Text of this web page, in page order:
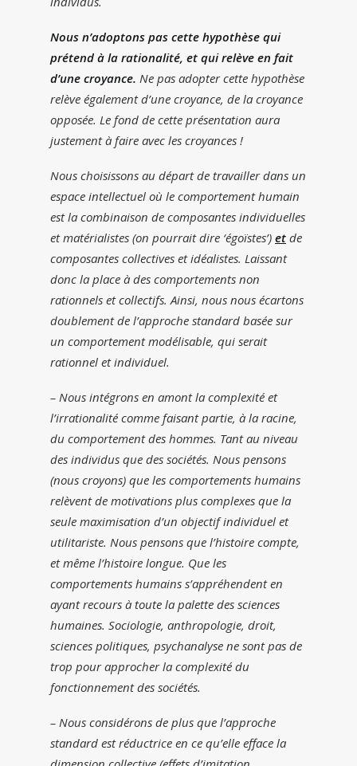
Nous n’adoptons pas cette hypothèse qui
prétend à la rationalité, et qui relève en fait
d’une croyance. Ne pas adopter cette hypothèse
relève également d’une croyance, de la croyance
opposée. Le fond de cette présentation aura
justement à faire avec les croyances !
Nous choisissons au départ de travailler dans un
espace intellectuel où le comportement humain
est la combinaison de composantes individuelles
et matérialistes (on pourrait dire ‘égoïstes’) et de
composantes collectives et idéalistes. Laissant
donc la place à des comportements non
rationnels et collectifs. Ainsi, nous nous écartons
doublement de l’approche standard basée sur
un comportement modélisable, qui serait
rationnel et individuel.
– Nous intégrons en amont la complexité et
l’irrationalité comme faisant partie, à la racine,
du comportement des hommes. Tant au niveau
des individus que des sociétés. Nous pensons
(nous croyons) que les comportements humains
relèvent de motivations plus complexes que la
seule maximisation d’un objectif individuel et
utilitariste. Nous pensons que l’histoire compte,
et même l’histoire longue. Que les
comportements humains s’appréhendent en
ayant recours à toute la palette des sciences
humaines. Sociologie, anthropologie, droit,
sciences politiques, psychanalyse ne sont pas de
trop pour approcher la complexité du
fonctionnement des sociétés.
– Nous considérons de plus que l’approche
standard est réductrice en ce qu’elle efface la